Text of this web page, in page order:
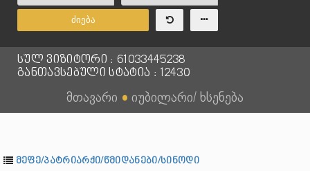
ძიება
სულ ვიზიტორი : 61033445238
განთავსებული სტატია : 12430
მთავარი ● იუბილარი/ ხსენება
მეფე/პატრიარქი/წმიდანები/სინოდი